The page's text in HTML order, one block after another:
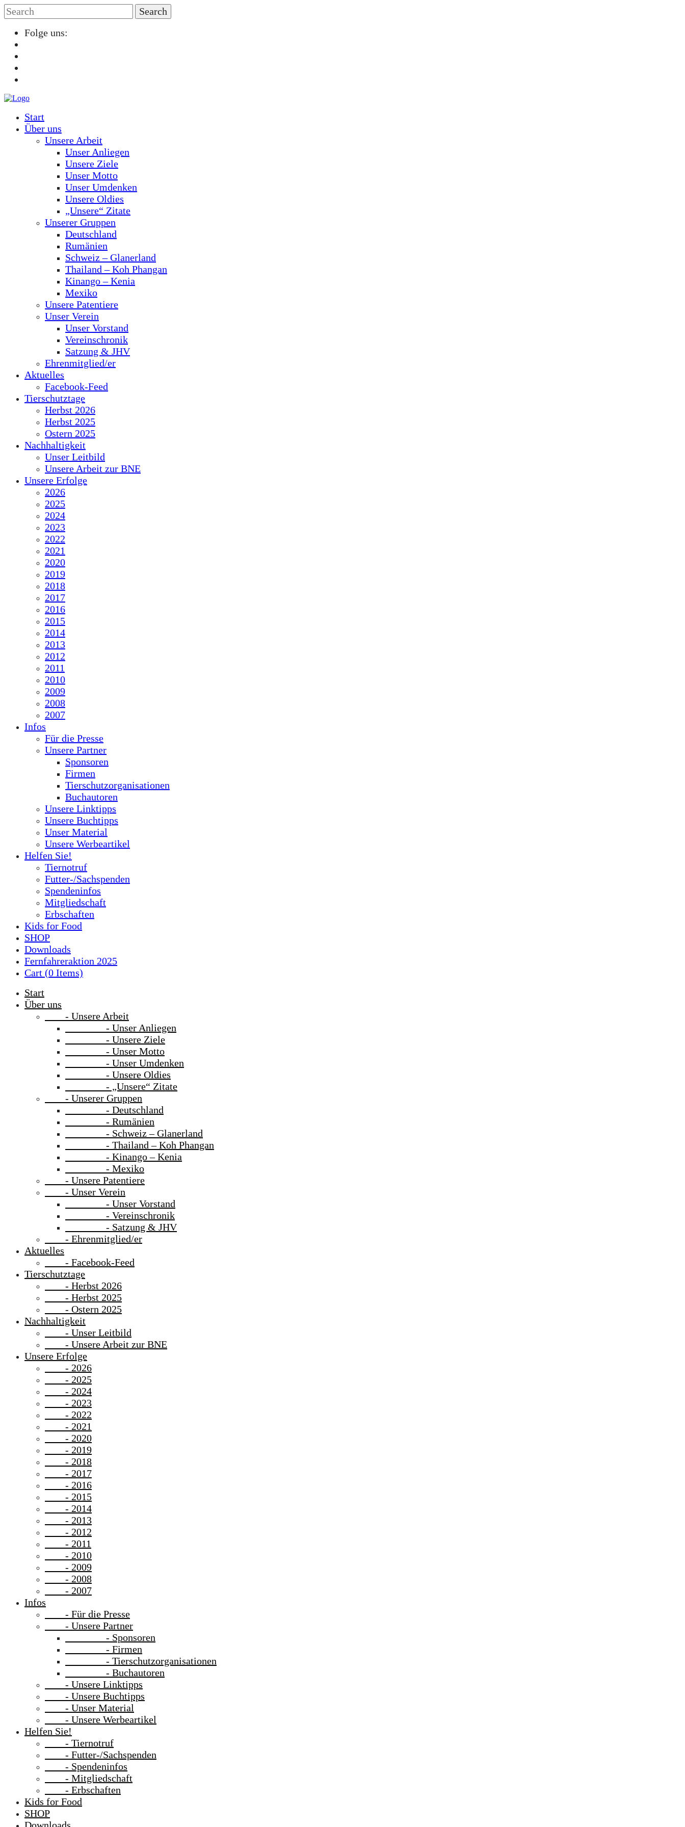
Folge uns:
Start
Über uns
Unsere Arbeit
Unser Anliegen
Unsere Ziele
Unser Motto
Unser Umdenken
Unsere Oldies
„Unsere“ Zitate
Unserer Gruppen
Deutschland
Rumänien
Schweiz – Glanerland
Thailand – Koh Phangan
Kinango – Kenia
Mexiko
Unsere Patentiere
Unser Verein
Unser Vorstand
Vereinschronik
Satzung & JHV
Ehrenmitglied/er
Aktuelles
Facebook-Feed
Tierschutztage
Herbst 2026
Herbst 2025
Ostern 2025
Nachhaltigkeit
Unser Leitbild
Unsere Arbeit zur BNE
Unsere Erfolge
2026
2025
2024
2023
2022
2021
2020
2019
2018
2017
2016
2015
2014
2013
2012
2011
2010
2009
2008
2007
Infos
Für die Presse
Unsere Partner
Sponsoren
Firmen
Tierschutzorganisationen
Buchautoren
Unsere Linktipps
Unsere Buchtipps
Unser Material
Unsere Werbeartikel
Helfen Sie!
Tiernotruf
Futter-/Sachspenden
Spendeninfos
Mitgliedschaft
Erbschaften
Kids for Food
SHOP
Downloads
Fernfahreraktion 2025
Cart (0 Items)
Start
Über uns
- Unsere Arbeit
- Unser Anliegen
- Unsere Ziele
- Unser Motto
- Unser Umdenken
- Unsere Oldies
- „Unsere“ Zitate
- Unserer Gruppen
- Deutschland
- Rumänien
- Schweiz – Glanerland
- Thailand – Koh Phangan
- Kinango – Kenia
- Mexiko
- Unsere Patentiere
- Unser Verein
- Unser Vorstand
- Vereinschronik
- Satzung & JHV
- Ehrenmitglied/er
Aktuelles
- Facebook-Feed
Tierschutztage
- Herbst 2026
- Herbst 2025
- Ostern 2025
Nachhaltigkeit
- Unser Leitbild
- Unsere Arbeit zur BNE
Unsere Erfolge
- 2026
- 2025
- 2024
- 2023
- 2022
- 2021
- 2020
- 2019
- 2018
- 2017
- 2016
- 2015
- 2014
- 2013
- 2012
- 2011
- 2010
- 2009
- 2008
- 2007
Infos
- Für die Presse
- Unsere Partner
- Sponsoren
- Firmen
- Tierschutzorganisationen
- Buchautoren
- Unsere Linktipps
- Unsere Buchtipps
- Unser Material
- Unsere Werbeartikel
Helfen Sie!
- Tiernotruf
- Futter-/Sachspenden
- Spendeninfos
- Mitgliedschaft
- Erbschaften
Kids for Food
SHOP